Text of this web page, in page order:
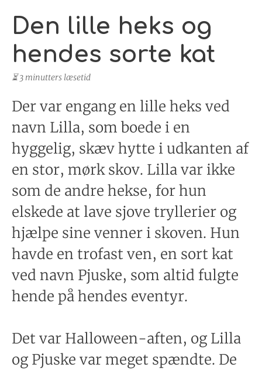
Den lille heks og
hendes sorte kat
⏳ 3 minutters læsetid
Der var engang en lille heks ved
navn Lilla, som boede i en
hyggelig, skæv hytte i udkanten af
en stor, mørk skov. Lilla var ikke
som de andre hekse, for hun
elskede at lave sjove tryllerier og
hjælpe sine venner i skoven. Hun
havde en trofast ven, en sort kat
ved navn Pjuske, som altid fulgte
hende på hendes eventyr.
Det var Halloween-aften, og Lilla
og Pjuske var meget spændte. De